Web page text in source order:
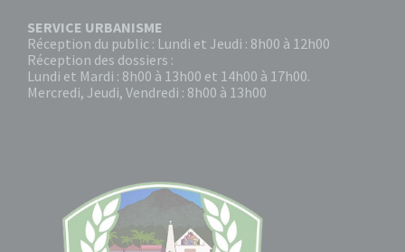
SERVICE URBANISME
Réception du public : Lundi et Jeudi : 8h00 à 12h00
Réception des dossiers :
Lundi et Mardi : 8h00 à 13h00 et 14h00 à 17h00.
Mercredi, Jeudi, Vendredi : 8h00 à 13h00